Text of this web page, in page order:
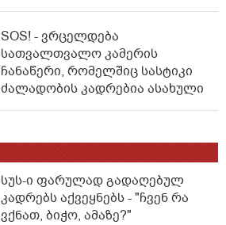
SOS! - ვრცელდება
სათვალთვალო კამერის
ჩანაწერი, რომელშიც სასტიკი
ძალადობის კადრებია ასახული
სუს-ი ფარულად გადაღებულ
კადრებს აქვეყნებს - "ჩვენ რა
ვქნათ, ბიჭო, ამაზე?"